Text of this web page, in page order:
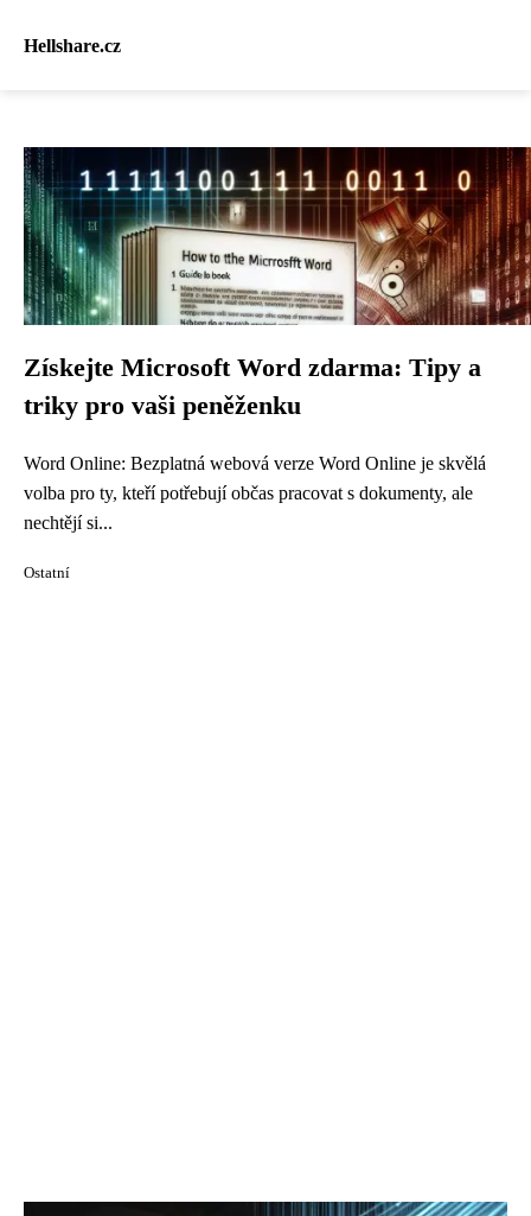
Hellshare.cz
Získejte Microsoft Word zdarma: Tipy a
triky pro vaši peněženku
Word Online: Bezplatná webová verze Word Online je skvělá
volba pro ty, kteří potřebují občas pracovat s dokumenty, ale
nechtějí si...
Ostatní